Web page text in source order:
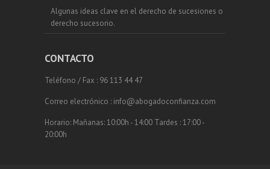
Algunas ideas clave en el derecho de sucesiones o
derecho sucesorio.
CONTACTO
Teléfono / Fax : 96 113 44 47
Correo electrónico : info@abogadoconfianza.com
Horario: Mañanas: 10:00h - 14:00 Tardes : 17:00 -
20:00h